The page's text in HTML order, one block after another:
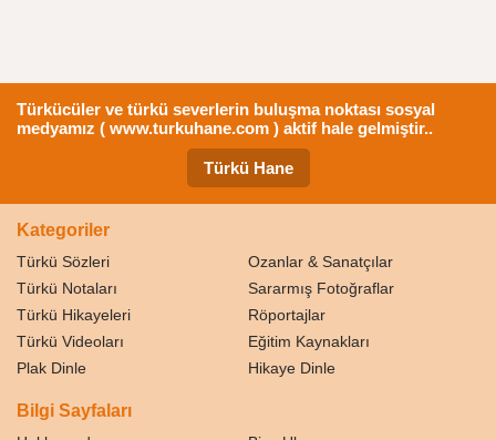
Türkücüler ve türkü severlerin buluşma noktası sosyal
medyamız ( www.turkuhane.com ) aktif hale gelmiştir..
Türkü Hane
Kategoriler
Türkü Sözleri
Ozanlar & Sanatçılar
Türkü Notaları
Sararmış Fotoğraflar
Türkü Hikayeleri
Röportajlar
Türkü Videoları
Eğitim Kaynakları
Plak Dinle
Hikaye Dinle
Bilgi Sayfaları